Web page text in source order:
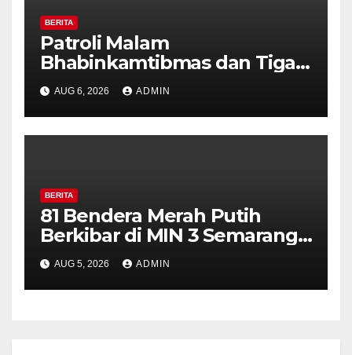
BERITA
Patroli Malam
Bhabinkamtibmas dan Tiga
Pilar Kelurahan Ungaran
Perkuat Kamtibmas, Warga
Diajak Aktifkan Ronda
AUG 6, 2026 ADMIN
BERITA
81 Bendera Merah Putih
Berkibar di MIN 3 Semarang,
Bhabinkamtibmas Desa
Timpik Hadiri Peringatan
HUT ke-81 Kemerdekaan RI
AUG 5, 2026 ADMIN